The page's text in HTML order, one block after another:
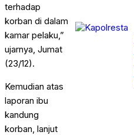
terhadap
korban di dalam
kamar pelaku,”
ujarnya, Jumat
(23/12).
Kemudian atas
laporan ibu
kandung
korban, lanjut